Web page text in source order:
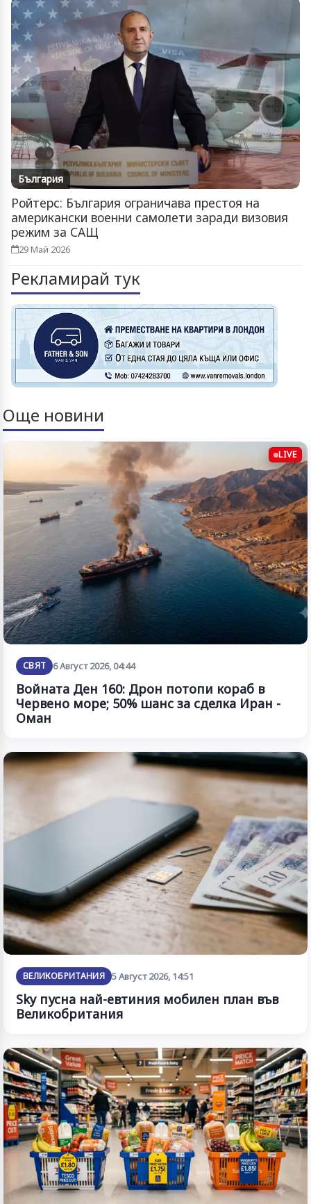
България
Ройтерс: България ограничава престоя на
американски военни самолети заради визовия
режим за САЩ
29 Май 2026
Рекламирай тук
Още новини
LIVE
СВЯТ 6 Август 2026, 04:44
Войната Ден 160: Дрон потопи кораб в
Червено море; 50% шанс за сделка Иран -
Оман
ВЕЛИКОБРИТАНИЯ 5 Август 2026, 14:51
Sky пусна най-евтиния мобилен план във
Великобритания